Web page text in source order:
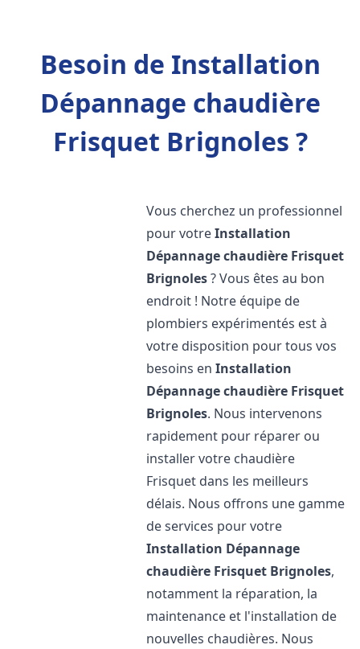
Besoin de Installation
Dépannage chaudière
Frisquet Brignoles ?
Vous cherchez un professionnel
pour votreInstallation
Dépannage chaudière Frisquet
Brignoles? Vous êtes au bon
endroit ! Notre équipe de
plombiers expérimentés est à
votre disposition pour tous vos
besoins enInstallation
Dépannage chaudière Frisquet
Brignoles. Nous intervenons
rapidement pour réparer ou
installer votre chaudière
Frisquet dans les meilleurs
délais. Nous offrons une gamme
de services pour votre
Installation Dépannage
chaudière Frisquet Brignoles,
notamment la réparation, la
maintenance et l'installation de
nouvelles chaudières. Nous